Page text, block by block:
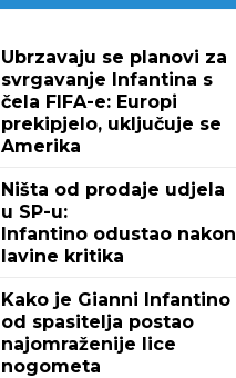
Ubrzavaju se planovi za
svrgavanje Infantina s
čela FIFA-e: Europi
prekipjelo, uključuje se
Amerika
Ništa od prodaje udjela
u SP-u:
Infantino odustao nakon
lavine kritika
Kako je Gianni Infantino
od spasitelja postao
najomraženije lice
nogometa